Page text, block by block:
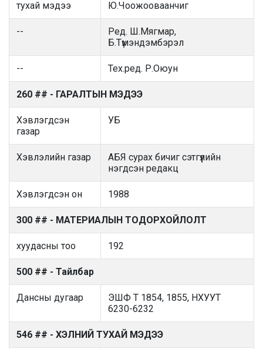
тухай мэдээ Ю.Чоожооваанчиг
--
Ред. Ш.Мягмар,
Б.Түмэндэмбэрэл
-- Тех.ред. Р.Оюун
260 ## - ГАРАЛТЫН МЭДЭЭ
Хэвлэгдсэн
газар
УБ
Хэвлэлийн газар
АБЯ сурах бичиг сэтгүүлийн
нэгдсэн редакц
Хэвлэгдсэн он 1988
300 ## - МАТЕРИАЛЫН ТОДОРХОЙЛОЛТ
хуудасны тоо 192
500 ## - Тайлбар
Дансны дугаар
ЭШФ Т 1854, 1855, НХУУТ
6230-6232
546 ## - ХЭЛНИЙ ТУХАЙ МЭДЭЭ